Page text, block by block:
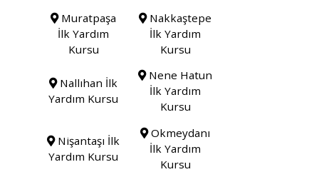
Muratpaşa
İlk Yardım
Kursu
Nakkaştepe
İlk Yardım
Kursu
Nallıhan İlk
Yardım Kursu
Nene Hatun
İlk Yardım
Kursu
Nişantaşı İlk
Yardım Kursu
Okmeydanı
İlk Yardım
Kursu